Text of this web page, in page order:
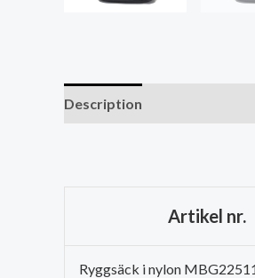
Description
Artikel nr.
Ryggsäck i nylon